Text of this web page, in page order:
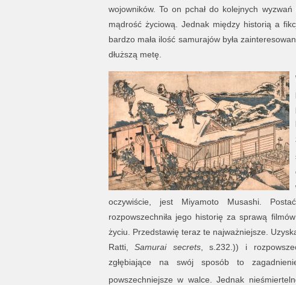
wojowników. To on pchał do kolejnych
mądrość życiową. Jednak między historią a
bardzo mała ilość samurajów była
dłuższą metę.
oczywiście, jest Miyamoto Musashi.
rozpowszechniła jego historię za sprawą
życiu. Przedstawię teraz te najważniejsze.
Ratti,Samurai secrets, s.232.)) i
zgłębiające na swój sposób to
powszechniejsze w walce. Jednak